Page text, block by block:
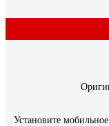
Установите